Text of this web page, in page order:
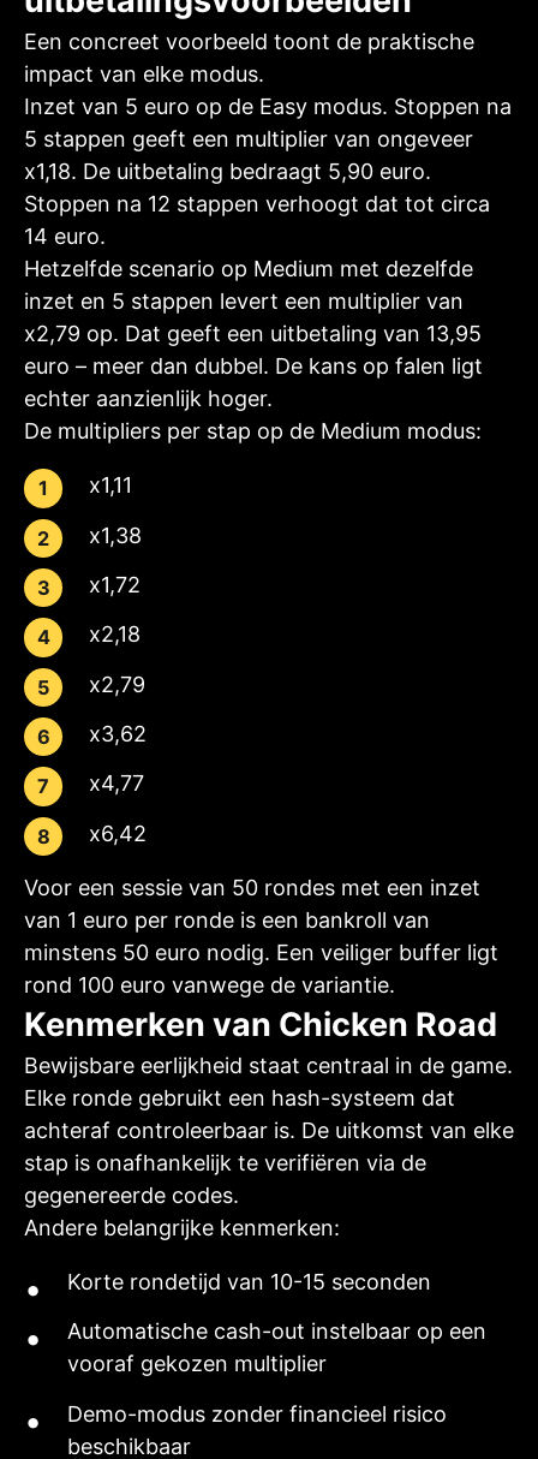
Een concreet voorbeeld toont de praktische
impact van elke modus.
Inzet van 5 euro op de Easy modus. Stoppen na
5 stappen geeft een multiplier van ongeveer
x1,18. De uitbetaling bedraagt 5,90 euro.
Stoppen na 12 stappen verhoogt dat tot circa
14 euro.
Hetzelfde scenario op Medium met dezelfde
inzet en 5 stappen levert een multiplier van
x2,79 op. Dat geeft een uitbetaling van 13,95
euro – meer dan dubbel. De kans op falen ligt
echter aanzienlijk hoger.
De multipliers per stap op de Medium modus:
x1,11
x1,38
x1,72
x2,18
x2,79
x3,62
x4,77
x6,42
Voor een sessie van 50 rondes met een inzet
van 1 euro per ronde is een bankroll van
minstens 50 euro nodig. Een veiliger buffer ligt
rond 100 euro vanwege de variantie.
Kenmerken van Chicken Road
Bewijsbare eerlijkheid staat centraal in de game.
Elke ronde gebruikt een hash-systeem dat
achteraf controleerbaar is. De uitkomst van elke
stap is onafhankelijk te verifiëren via de
gegenereerde codes.
Andere belangrijke kenmerken:
Korte rondetijd van 10-15 seconden
Automatische cash-out instelbaar op een
vooraf gekozen multiplier
Demo-modus zonder financieel risico
beschikbaar